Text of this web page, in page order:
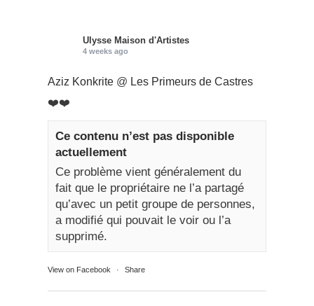
Ulysse Maison d'Artistes
4 weeks ago
Aziz Konkrite @ Les Primeurs de Castres
❤️❤️
Ce contenu n’est pas disponible
actuellement
Ce problème vient généralement du
fait que le propriétaire ne l’a partagé
qu’avec un petit groupe de personnes,
a modifié qui pouvait le voir ou l’a
supprimé.
View on Facebook · Share